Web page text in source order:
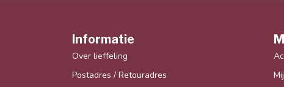
Informatie
Over lieffeling
Postadres / Retouradres